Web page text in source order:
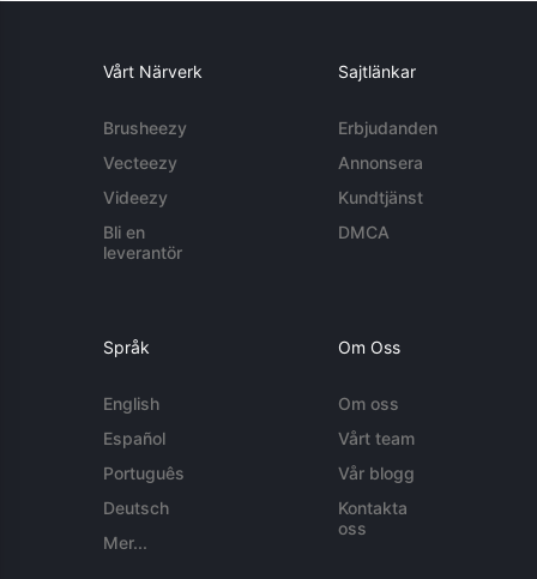
Vårt Närverk
Brusheezy
Vecteezy
Videezy
Bli en
leverantör
Sajtlänkar
Erbjudanden
Annonsera
Kundtjänst
DMCA
Språk
English
Español
Português
Deutsch
Mer...
Om Oss
Om oss
Vårt team
Vår blogg
Kontakta
oss